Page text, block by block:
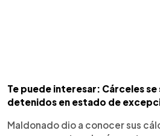
Te puede interesar: Cárceles
detenidos en estado de
Maldonado dio a conocer sus